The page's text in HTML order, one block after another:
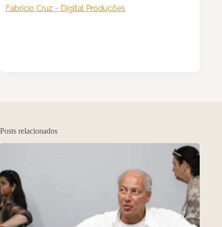
Fabrício Cruz - Digital Produções
Posts relacionados